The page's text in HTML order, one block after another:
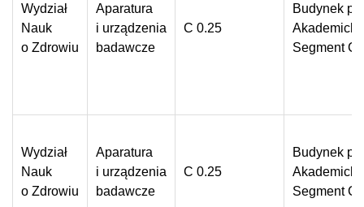
Wydział
Nauk
o Zdrowiu
Aparatura
i urządzenia
badawcze
C 0.25
Budynek
Segment C
Wydział
Nauk
o Zdrowiu
Aparatura
i urządzenia
badawcze
C 0.25
Budynek
Segment C